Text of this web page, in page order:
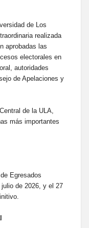
de Los
realizada
aprobadas las
electorales en
autoridades
de Apelaciones y
de la ULA,
más importantes
Egresados
de 2026, y el 27